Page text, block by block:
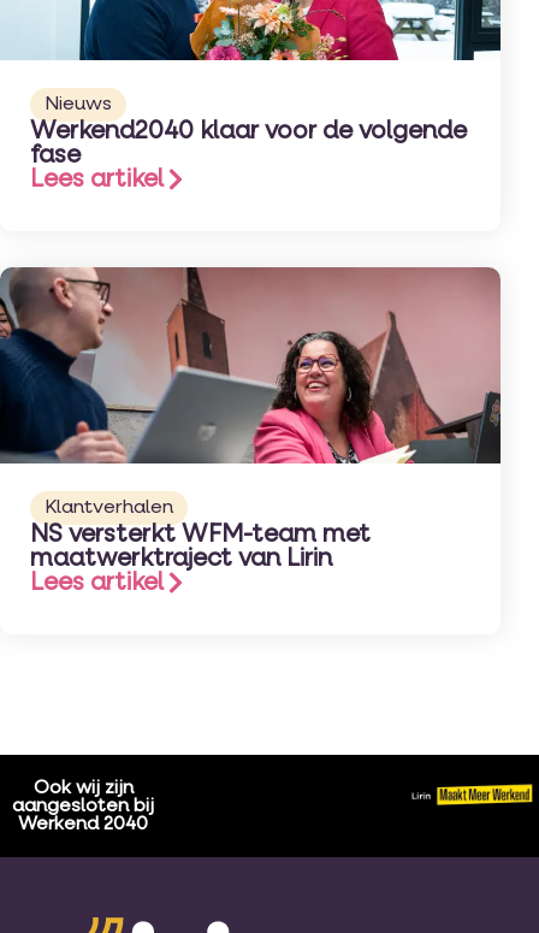
Nieuws
Werkend2040 klaar voor de volgende
fase
Lees artikel
Klantverhalen
NS versterkt WFM-team met
maatwerktraject van Lirin
Lees artikel
Ook wij zijn
aangesloten bij
Werkend 2040